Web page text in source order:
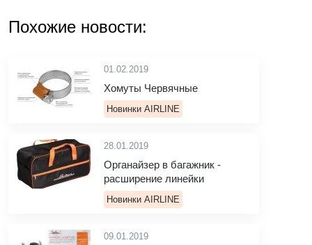
Похожие новости:
01.02.2019
Хомуты Червячные
Новинки AIRLINE
28.01.2019
Органайзер в багажник -
расширение линейки
Новинки AIRLINE
09.01.2019